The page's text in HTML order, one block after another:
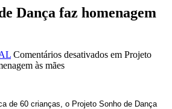
Dança faz homenagem
Comentários desativados em Projeto
às mães
de 60 crianças, o Projeto Sonho de Dança